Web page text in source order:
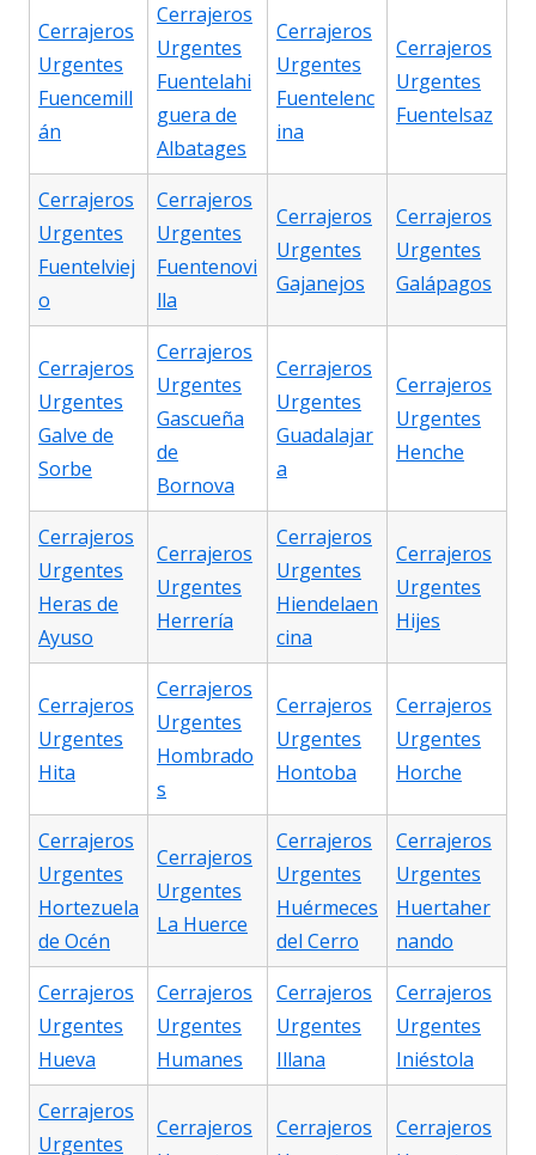
Cerrajeros
Urgentes
Fuencemill
án
Cerrajeros
Urgentes
Fuentelahi
guera de
Albatages
Cerrajeros
Urgentes
Fuentelenc
ina
Cerrajeros
Urgentes
Fuentelsaz
Cerrajeros
Urgentes
Fuentelviej
o
Cerrajeros
Urgentes
Fuentenovi
lla
Cerrajeros
Urgentes
Gajanejos
Cerrajeros
Urgentes
Galápagos
Cerrajeros
Urgentes
Galve de
Sorbe
Cerrajeros
Urgentes
Gascueña
de
Bornova
Cerrajeros
Urgentes
Guadalajar
a
Cerrajeros
Urgentes
Henche
Cerrajeros
Urgentes
Heras de
Ayuso
Cerrajeros
Urgentes
Herrería
Cerrajeros
Urgentes
Hiendelaen
cina
Cerrajeros
Urgentes
Hijes
Cerrajeros
Urgentes
Hita
Cerrajeros
Urgentes
Hombrado
s
Cerrajeros
Urgentes
Hontoba
Cerrajeros
Urgentes
Horche
Cerrajeros
Urgentes
Hortezuela
de Océn
Cerrajeros
Urgentes
La Huerce
Cerrajeros
Urgentes
Huérmeces
del Cerro
Cerrajeros
Urgentes
Huertaher
nando
Cerrajeros
Urgentes
Hueva
Cerrajeros
Urgentes
Humanes
Cerrajeros
Urgentes
Illana
Cerrajeros
Urgentes
Iniéstola
Cerrajeros
Urgentes
Cerrajeros
Cerrajeros
Cerrajeros